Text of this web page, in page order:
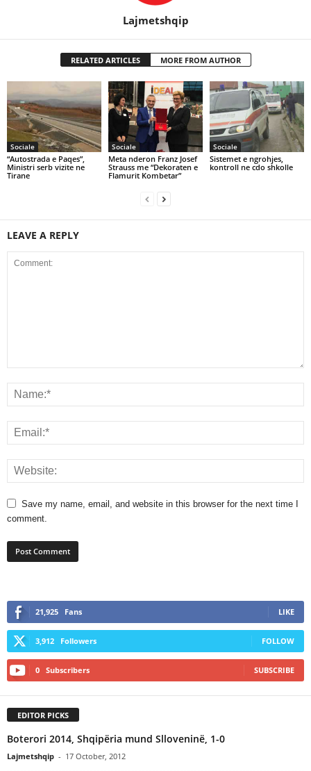
Lajmetshqip
RELATED ARTICLES MORE FROM AUTHOR
Sociale
“Autostrada e Paqes”,
Ministri serb vizite ne
Tirane
Sociale
Meta nderon Franz Josef
Strauss me “Dekoraten e
Flamurit Kombetar”
Sociale
Sistemet e ngrohjes,
kontroll ne cdo shkolle
LEAVE A REPLY
Save my name, email, and website in this browser for the next time I
comment.
21,925 Fans LIKE
3,912 Followers FOLLOW
0 Subscribers SUBSCRIBE
EDITOR PICKS
Boterori 2014, Shqipëria mund Slloveninë, 1-0
Lajmetshqip - 17 October, 2012